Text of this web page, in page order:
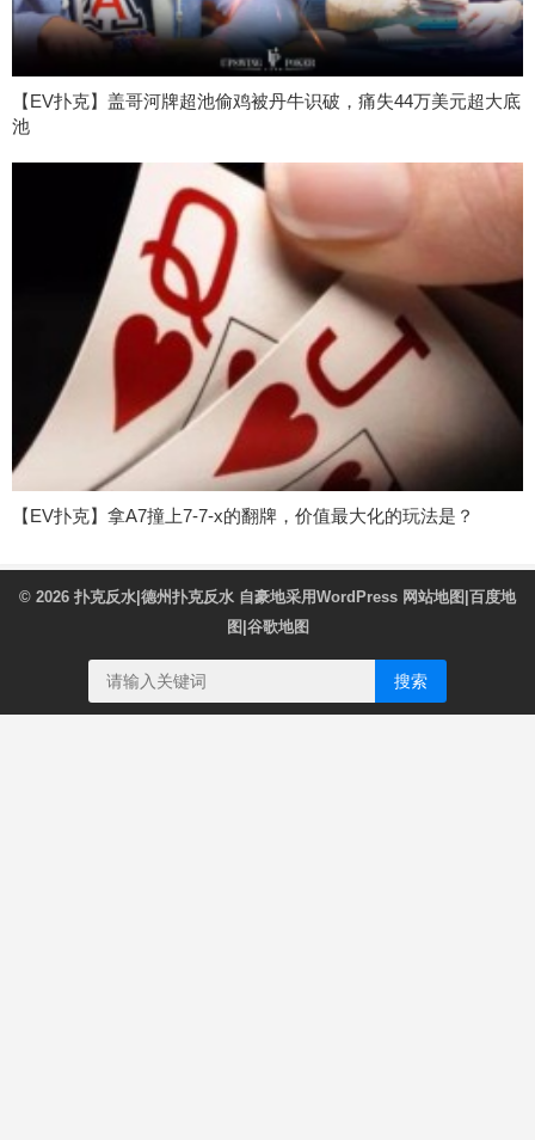
【EV扑克】盖哥河牌超池偷鸡被丹牛识破，痛失44万美元超大底
池
【EV扑克】拿A7撞上7-7-x的翻牌，价值最大化的玩法是？
© 2026 扑克反水|德州扑克反水 自豪地采用WordPress 网站地图 百度地
图 谷歌地图
搜索